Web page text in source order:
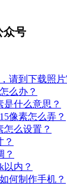
众号
请到下载照
么办？
是什么意思？
像素怎么弄？
怎么设置？
？
？
以内？
何制作手机？